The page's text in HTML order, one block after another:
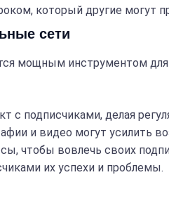
который другие могут
сети
мощным инструментом
с подписчиками, делая
и видео могут усилить
чтобы вовлечь своих
их успехи и проблемы.